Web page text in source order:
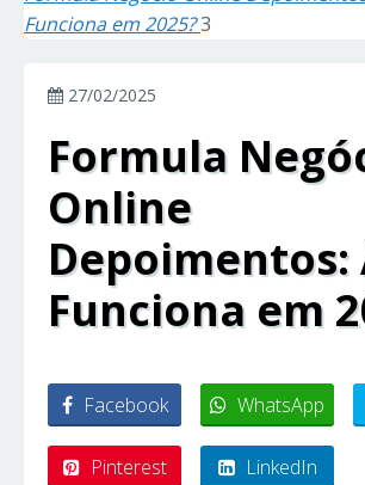
Funciona em 2025?3
27/02/2025
Formula
Online
Depoimentos:
Funciona em
Facebook WhatsApp
Pinterest LinkedIn